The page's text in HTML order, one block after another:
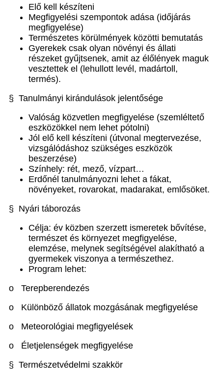
Elő kell készíteni
Megfigyelési szempontok adása (időjárás
megfigyelése)
Természetes körülmények közötti bemutatás
Gyerekek csak olyan növényi és állati
részeket gyűjtsenek, amit az élőlények maguk
vesztettek el (lehullott levél, madártoll,
termés).
§ Tanulmányi kirándulások jelentősége
Valóság közvetlen megfigyelése (szemléltető
eszközökkel nem lehet pótolni)
Jól elő kell készíteni (útvonal megtervezése,
vizsgálódáshoz szükséges eszközök
beszerzése)
Színhely: rét, mező, vízpart…
Erdőnél tanulmányozni lehet a fákat,
növényeket, rovarokat, madarakat, emlősöket.
§ Nyári táborozás
Célja: év közben szerzett ismeretek bővítése,
természet és környezet megfigyelése,
elemzése, melynek segítségével alakítható a
gyermekek viszonya a természethez.
Program lehet:
o Terepberendezés
o Különböző állatok mozgásának megfigyelése
o Meteorológiai megfigyelések
o Életjelenségek megfigyelése
§ Természetvédelmi szakkör